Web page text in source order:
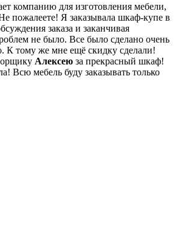
компанию для изготовления мебели,
пожалеете! Я заказывала шкаф-купе в
заказа и заканчивая
не было. Все было сделано очень
К тому же мне ещё скидку сделали!
Алексею за прекрасный шкаф!
Всю мебель буду заказывать только